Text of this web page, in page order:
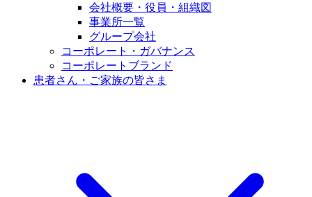
会社概要・役員・組織図
事業所一覧
グループ会社
コーポレート・ガバナンス
コーポレートブランド
患者さん・ご家族の皆さま